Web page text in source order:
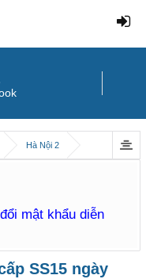
Hà Nội 2
mật khẩu diễn
SS15 ngày